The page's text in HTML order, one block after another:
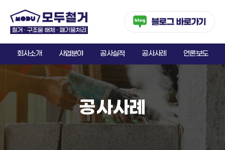
회사소개 사업분야 공사실적 공사사례 언론보도
공사사례